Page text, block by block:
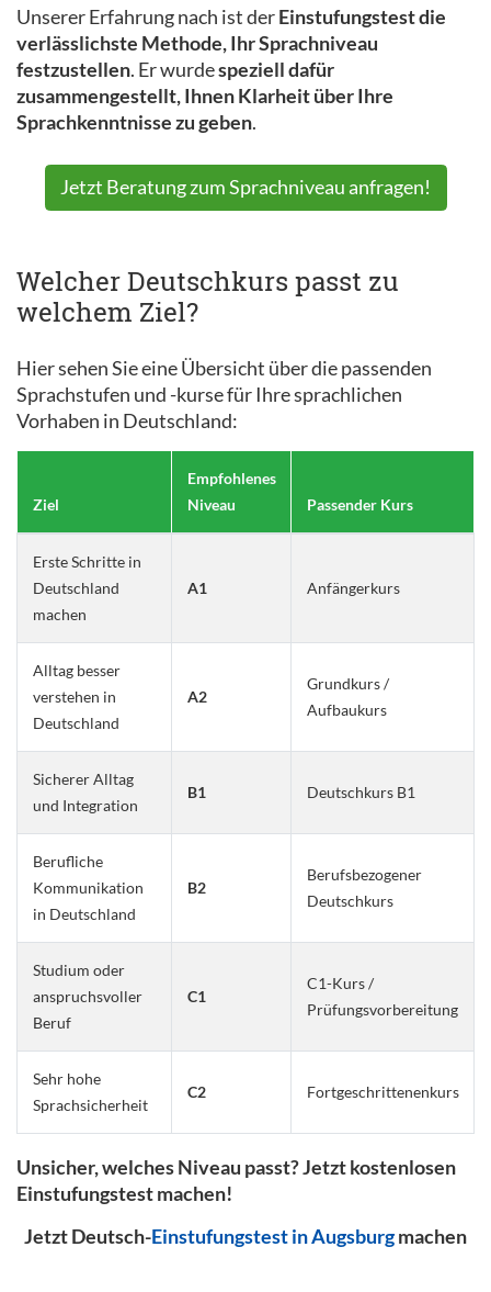
Unserer Erfahrung nach ist derEinstufungstest die
verlässlichste Methode, Ihr Sprachniveau
festzustellen. Er wurdespeziell dafür
zusammengestellt, Ihnen Klarheit über Ihre
Sprachkenntnisse zu geben.
Jetzt Beratung zum Sprachniveau anfragen!
Welcher Deutschkurs passt zu
welchem Ziel?
Hier sehen Sie eine Übersicht über die passenden
Sprachstufen und -kurse für Ihre sprachlichen
Vorhaben in Deutschland:
Ziel
Empfohlenes
Niveau
Passender Kurs
Erste Schritte in
Deutschland
machen
A1 Anfängerkurs
Alltag besser
verstehen in
Deutschland
A2
Grundkurs /
Aufbaukurs
Sicherer Alltag
und Integration
B1 Deutschkurs B1
Berufliche
Kommunikation
in Deutschland
B2
Berufsbezogener
Deutschkurs
Studium oder
anspruchsvoller
Beruf
C1
C1-Kurs /
Prüfungsvorbereitung
Sehr hohe
Sprachsicherheit
C2 Fortgeschrittenenkurs
Unsicher, welches Niveau passt? Jetzt kostenlosen
Einstufungstest machen!
Jetzt Deutsch-Einstufungstest in Augsburgmachen